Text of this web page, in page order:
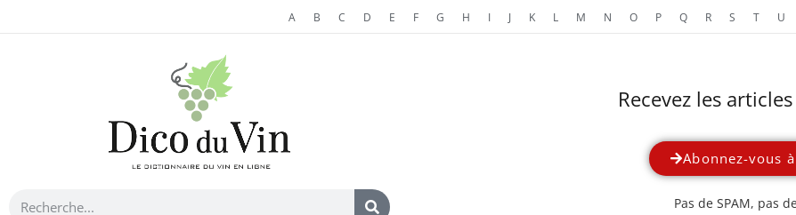
A B C D E F G H I J K L M N O P Q R S T U
Recevez les
Abonnez-vous
Pas de SPAM, pas